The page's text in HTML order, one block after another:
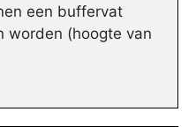
een buffervat
worden (hoogte van